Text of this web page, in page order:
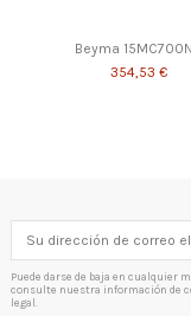
Beyma
354,53 €
Puede darse de baja en cualquier
consulte nuestra información de
legal.